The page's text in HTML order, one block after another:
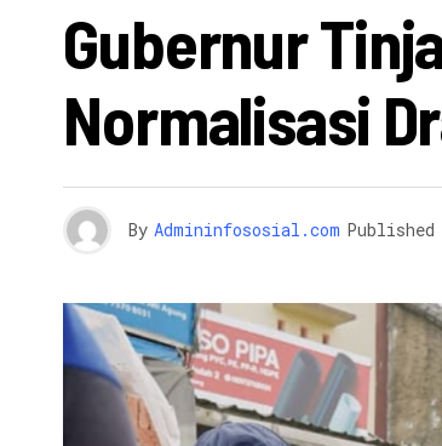
Gubernur
Normalisasi
By Admininfososial.com Published